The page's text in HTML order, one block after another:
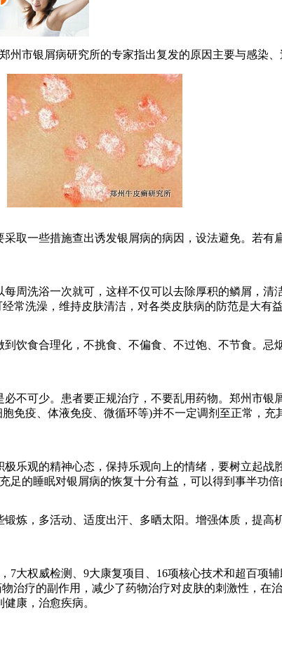
州市银屑病研究所的专家指出复发的原因主要与感染、
一些措施查出诱发银屑病的病因，设法避免。若有
周洗浴一次就可，这样不仅可以去除厚积的鳞屑，
常洗澡，维持皮肤清洁，对各类皮肤病的防范是大有益
食合理化，不挑食、不偏食、不过饱、不节食。忌
可少。患者要正规治疗，不要乱用药物。郑州市银
免疫、体液免疫、微循环等)并不一定调剂至正常，
观的精神心态，保持乐观向上的情绪，要树立起战
的睡眠对银屑病的恢复十分有益，可以得到事半功倍
，多活动、适度出汗、多晒太阳。增强体质，提高
权威检测、9大康复项目、16项核心技术和超百项
治疗的副作用，减少了药物治疗对皮肤的刺激性，在
康，治愈疾病。